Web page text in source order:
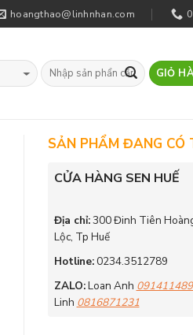
hoangthao@linhnhan.com
GIỎ
SẢN PHẨM ĐANG CÓ
CỬA HÀNG SEN HUẾ
Địa chỉ:300 Đinh Tiên
Lộc, Tp Huế
Hotline:0234.3512789
ZALO:Loan Anh
Linh 0816871231